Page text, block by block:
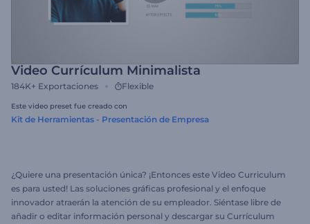
Video Currículum Minimalista
184K+ Exportaciones Flexible
Este video preset fue creado con
Kit de Herramientas - Presentación de Empresa
¿Quiere una presentación única? ¡Entonces este Video Curriculum
es para usted! Las soluciones gráficas profesional y el enfoque
innovador atraerán la atención de su empleador. Siéntase libre de
añadir o editar información personal y descargar su Currículum